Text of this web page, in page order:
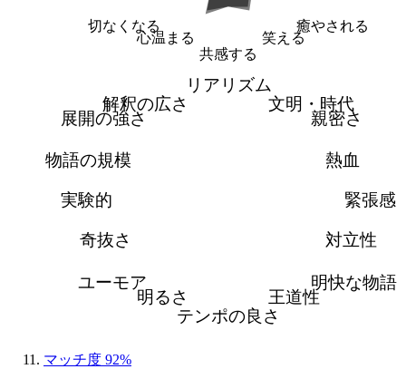
癒やされる
笑える
共感する
心温まる
切なくなる
リアリズム
文明・時代
親密さ
熱血
緊張感
対立性
明快な物語
王道性
テンポの良さ
明るさ
ユーモア
奇抜さ
実験的
物語の規模
展開の強さ
解釈の広さ
マッチ度 92%